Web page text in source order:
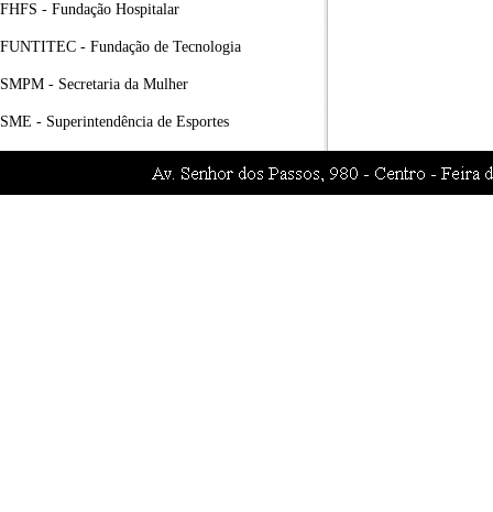
FHFS - Fundação Hospitalar
FUNTITEC - Fundação de Tecnologia
SMPM - Secretaria da Mulher
SME - Superintendência de Esportes